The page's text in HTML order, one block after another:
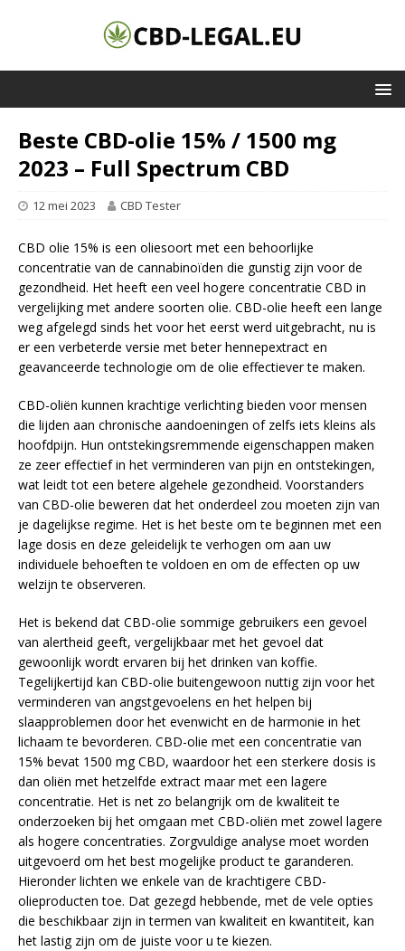
Beste CBD-olie 15% / 1500 mg
2023 – Full Spectrum CBD
12 mei 2023 CBD Tester
CBD olie 15% is een oliesoort met een behoorlijke
concentratie van de cannabinoïden die gunstig zijn voor de
gezondheid. Het heeft een veel hogere concentratie CBD in
vergelijking met andere soorten olie. CBD-olie heeft een lange
weg afgelegd sinds het voor het eerst werd uitgebracht, nu is
er een verbeterde versie met beter hennepextract en
geavanceerde technologie om de olie effectiever te maken.
CBD-oliën kunnen krachtige verlichting bieden voor mensen
die lijden aan chronische aandoeningen of zelfs iets kleins als
hoofdpijn. Hun ontstekingsremmende eigenschappen maken
ze zeer effectief in het verminderen van pijn en ontstekingen,
wat leidt tot een betere algehele gezondheid. Voorstanders
van CBD-olie beweren dat het onderdeel zou moeten zijn van
je dagelijkse regime. Het is het beste om te beginnen met een
lage dosis en deze geleidelijk te verhogen om aan uw
individuele behoeften te voldoen en om de effecten op uw
welzijn te observeren.
Het is bekend dat CBD-olie sommige gebruikers een gevoel
van alertheid geeft, vergelijkbaar met het gevoel dat
gewoonlijk wordt ervaren bij het drinken van koffie.
Tegelijkertijd kan CBD-olie buitengewoon nuttig zijn voor het
verminderen van angstgevoelens en het helpen bij
slaapproblemen door het evenwicht en de harmonie in het
lichaam te bevorderen. CBD-olie met een concentratie van
15% bevat 1500 mg CBD, waardoor het een sterkere dosis is
dan oliën met hetzelfde extract maar met een lagere
concentratie. Het is net zo belangrijk om de kwaliteit te
onderzoeken bij het omgaan met CBD-oliën met zowel lagere
als hogere concentraties. Zorgvuldige analyse moet worden
uitgevoerd om het best mogelijke product te garanderen.
Hieronder lichten we enkele van de krachtigere CBD-
olieproducten toe. Dat gezegd hebbende, met de vele opties
die beschikbaar zijn in termen van kwaliteit en kwantiteit, kan
het lastig zijn om de juiste voor u te kiezen.